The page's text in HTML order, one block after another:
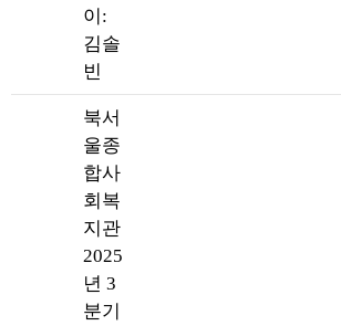
이:
김솔
빈
북서
울종
합사
회복
지관
2025
년 3
분기